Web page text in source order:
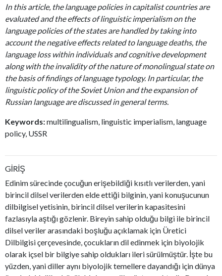
In this article, the language policies in capitalist countries are
evaluated and the effects of linguistic imperialism on the
language policies of the states are handled by taking into
account the negative effects related to language deaths, the
language loss within individuals and cognitive development
along with the invalidity of the nature of monolingual state on
the basis of findings of language typology. In particular, the
linguistic policy of the Soviet Union and the expansion of
Russian language are discussed in general terms.
Keywords:multilingualism, linguistic imperialism, language
policy, USSR
GİRİŞ
Edinim sürecinde çocuğun erişebildiği kısıtlı verilerden, yani
birincil dilsel verilerden elde ettiği bilginin, yani konuşucunun
dilbilgisel yetisinin, birincil dilsel verilerin kapasitesini
fazlasıyla aştığı gözlenir. Bireyin sahip olduğu bilgi ile birincil
dilsel veriler arasındaki boşluğu açıklamak için Üretici
Dilbilgisi çerçevesinde, çocukların dil edinmek için biyolojik
olarak içsel bir bilgiye sahip oldukları ileri sürülmüştür. İşte bu
yüzden, yani diller aynı biyolojik temellere dayandığı için dünya